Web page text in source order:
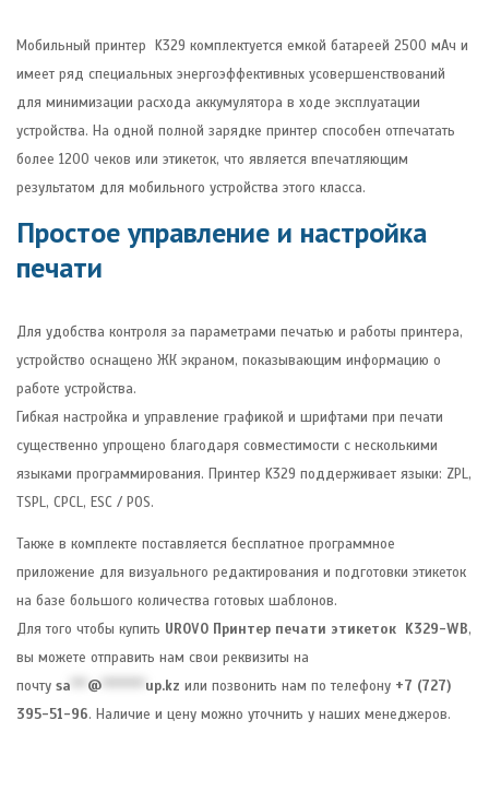
Мобильный принтер K329 комплектуется емкой батареей 2500 мАч и
имеет ряд специальных энергоэффективных усовершенствований
для минимизации расхода аккумулятора в ходе эксплуатации
устройства. На одной полной зарядке принтер способен отпечатать
более 1200 чеков или этикеток, что является впечатляющим
результатом для мобильного устройства этого класса.
Простое управление и настройка
печати
Для удобства контроля за параметрами печатью и работы принтера,
устройство оснащено ЖК экраном, показывающим информацию о
работе устройства.
Гибкая настройка и управление графикой и шрифтами при печати
существенно упрощено благодаря совместимости с несколькими
языками программирования. Принтер K329 поддерживает языки: ZPL,
TSPL, CPCL, ESC / POS.
Также в комплекте поставляется бесплатное программное
приложение для визуального редактирования и подготовки этикеток
на базе большого количества готовых шаблонов.
Для того чтобы купить UROVO Принтер печати этикеток K329-WB,
вы можете отправить нам свои реквизиты на
почту sa @ ******** up.kz или позвонить нам по телефону +7 (727)
395-51-96. Наличие и цену можно уточнить у наших менеджеров.